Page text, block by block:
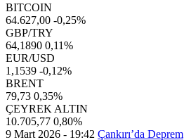
BITCOIN
64.627,00 -0,25%
GBP/TRY
64,1890 0,11%
EUR/USD
1,1539 -0,12%
BRENT
79,73 0,35%
ÇEYREK ALTIN
10.705,77 0,80%
9 Mart 2026 - 19:42 Çankırı’da Deprem